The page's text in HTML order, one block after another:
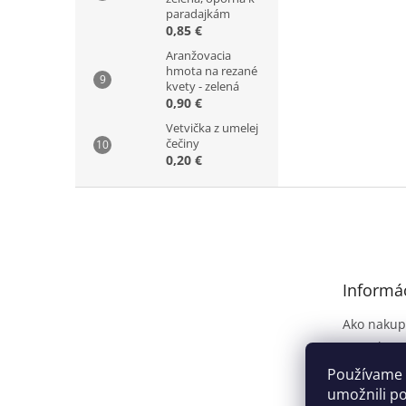
umožnili
paradajkám
0,85 €
Aranžovacia
hmota na rezané
kvety - zelená
0,90 €
Vetvička z umelej
čečiny
0,20 €
Ako
Kontakt
Dodanie